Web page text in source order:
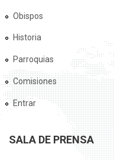
Obispos
Historia
Parroquias
Comisiones
Entrar
SALA DE PRENSA